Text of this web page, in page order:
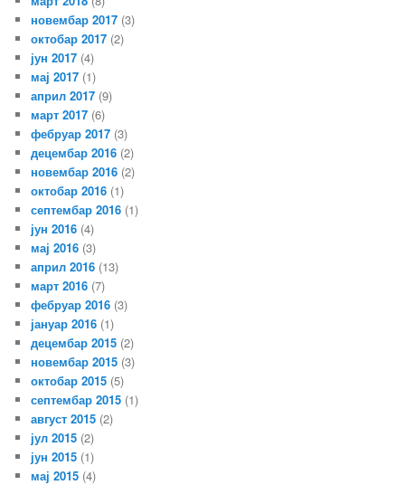
новембар 2017 (3)
октобар 2017 (2)
јун 2017 (4)
мај 2017 (1)
април 2017 (9)
март 2017 (6)
фебруар 2017 (3)
децембар 2016 (2)
новембар 2016 (2)
октобар 2016 (1)
септембар 2016 (1)
јун 2016 (4)
мај 2016 (3)
април 2016 (13)
март 2016 (7)
фебруар 2016 (3)
јануар 2016 (1)
децембар 2015 (2)
новембар 2015 (3)
октобар 2015 (5)
септембар 2015 (1)
август 2015 (2)
јул 2015 (2)
јун 2015 (1)
мај 2015 (4)